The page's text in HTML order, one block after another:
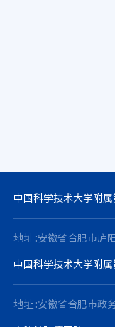
中国科学技术大学附
地址 :安徽省合肥市庐
中国科学技术大学附
地址 :安徽省合肥市政